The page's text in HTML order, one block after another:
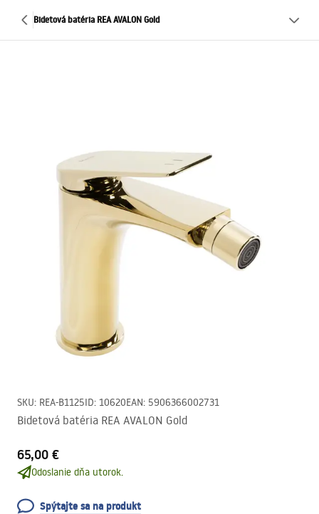
Bidetová batéria REA AVALON Gold
SKU: REA-B1125ID: 10620EAN: 5906366002731
Bidetová batéria REA AVALON Gold
65,00 €
Odoslanie dňa utorok.
Spýtajte sa na produkt